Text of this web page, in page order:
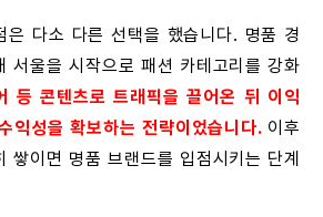
은 다소 다른 선택을 했습니다. 명품 경
서울을 시작으로 패션 카테고리를 강화
등 콘텐츠로 트래픽을 끌어온 뒤 이익
익성을 확보하는 전략이었습니다. 이후
쌓이면 명품 브랜드를 입점시키는 단계